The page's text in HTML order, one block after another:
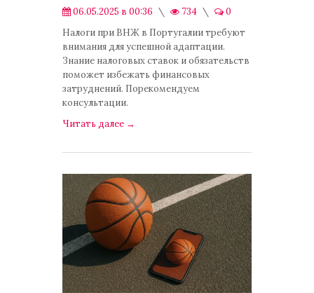
06.05.2025 в 00:36 734
0
Налоги при ВНЖ в Португалии требуют
внимания для успешной адаптации.
Знание налоговых ставок и обязательств
поможет избежать финансовых
затруднений. Порекомендуем
консультации.
Читать далее →